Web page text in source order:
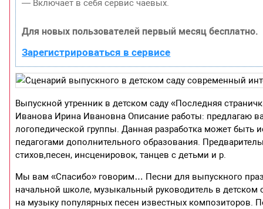
— Включает в себя сервис чаевых.
Для новых пользователей первый месяц бесплатно.
Зарегистрироваться в сервисе
Выпускной утренник в детском саду «Последняя
Иванова Ирина Ивановна Описание работы: предлагаю
логопедической группы. Данная разработка может
педагогами дополнительного образования.
стихов,песен, инсценировок, танцев с детьми и р.
Мы вам «Спасибо» говорим… Песни для выпускного
начальной школе, музыкальный руководитель в детском
на музыку популярных песен известных композиторов.